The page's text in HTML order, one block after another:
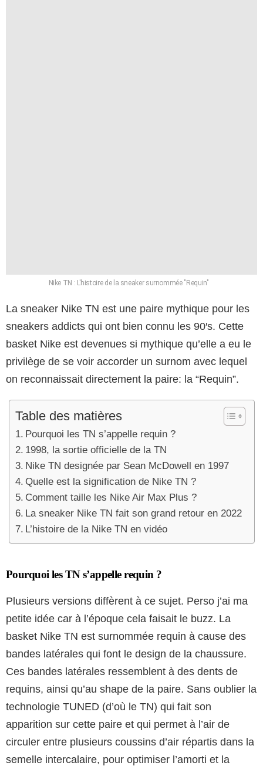
Nike TN : L'histoire de la sneaker surnommée "Requin"
La sneaker Nike TN est une paire mythique pour les
sneakers addicts qui ont bien connu les 90′s. Cette
basket Nike est devenues si mythique qu’elle a eu le
privilège de se voir accorder un surnom avec lequel
on reconnaissait directement la paire: la “Requin”.
Table des matières
Pourquoi les TN s’appelle requin ?
1998, la sortie officielle de la TN
Nike TN designée par Sean McDowell en 1997
Quelle est la signification de Nike TN ?
Comment taille les Nike Air Max Plus ?
La sneaker Nike TN fait son grand retour en 2022
L’histoire de la Nike TN en vidéo
Pourquoi les TN s’appelle requin ?
Plusieurs versions diffèrent à ce sujet. Perso j’ai ma
petite idée car à l’époque cela faisait le buzz. La
basket Nike TN est surnommée requin à cause des
bandes latérales qui font le design de la chaussure.
Ces bandes latérales ressemblent à des dents de
requins, ainsi qu’au shape de la paire. Sans oublier la
technologie TUNED (d’où le TN) qui fait son
apparition sur cette paire et qui permet à l’air de
circuler entre plusieurs coussins d’air répartis dans la
semelle intercalaire, pour optimiser l’amorti et la